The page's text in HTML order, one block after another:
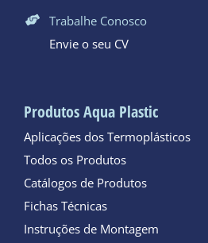
Trabalhe Conosco
Envie o seu CV
Produtos Aqua Plastic
Aplicações dos Termoplásticos
Todos os Produtos
Catálogos de Produtos
Fichas Técnicas
Instruções de Montagem